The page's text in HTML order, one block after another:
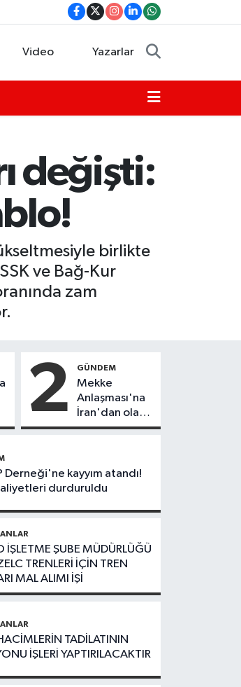
Video Yazarlar
değişti:
birlikte
ve Bağ-Kur
zam
2 GÜNDEM
Mekke
Anlaşması'na
İran'dan olay
tepki:
Derneği'ne kayyım atandı!
durduruldu
İŞLETME ŞUBE MÜDÜRLÜĞÜ
TRENLERİ İÇİN TREN
MAL ALIMI İŞİ
TADİLATININ
İŞLERİ YAPTIRILACAKTIR